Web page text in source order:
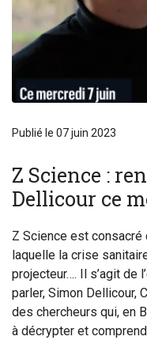
Publié le 07 juin 2023
Z Science :
Dellicour ce
Z Science est
laquelle la crise
projecteur…. Il s’agit de
parler, Simon Dellicour,
des chercheurs qui, en
à décrypter et